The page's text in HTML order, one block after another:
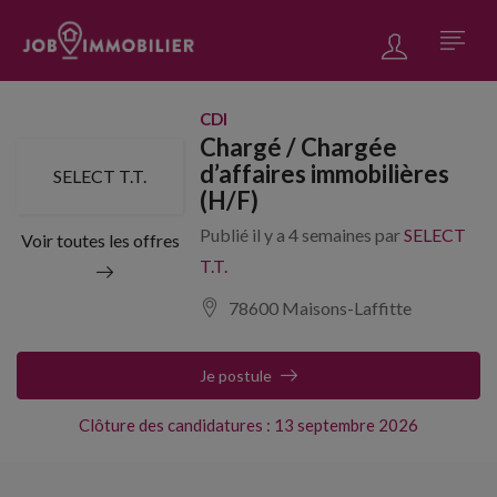
SELECT T.T.
Voir toutes les offres
CDI
Chargé / Chargée
d’affaires immobilières
(H/F)
Publié il y a 4 semaines parSELECT
T.T.
78600 Maisons-Laffitte
Clôture des candidatures : 13 septembre 2026
Je postule